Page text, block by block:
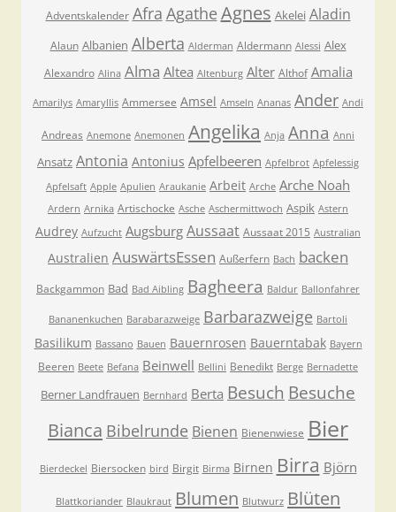
Adventskalender Afra Agathe Agnes Akelei Aladin
Alaun Albanien Alberta Alderman Aldermann Alessi Alex
Alexandro Alina Alma Altea Altenburg Alter Althof Amalia
Amarilys Amaryllis Ammersee Amsel Amseln Ananas Ander Andi
Andreas Anemone Anemonen Angelika Anja Anna Anni
Ansatz Antonia Antonius Apfelbeeren Apfelbrot Apfelessig
Apfelsaft Apple Apulien Araukanie Arbeit Arche Arche Noah
Ardern Arnika Artischocke Asche Aschermittwoch Aspik Astern
Audrey Aufzucht Augsburg Aussaat Aussaat 2015 Australian
Australien AuswärtsEssen Außerfern Bach backen
Backgammon Bad Bad Aibling Bagheera Baldur Ballonfahrer
Bananenkuchen Barabarazweige Barbarazweige Bartoli
Basilikum Bassano Bauen Bauernrosen Bauerntabak Bayern
Beeren Beete Befana Beinwell Bellini Benedikt Berge Bernadette
Berner Landfrauen Bernhard Berta Besuch Besuche
Bianca Bibelrunde Bienen Bienenwiese Bier
Bierdeckel Biersocken bird Birgit Birma Birnen Birra Björn
Blattkoriander Blaukraut Blumen Blutwurz Blüten